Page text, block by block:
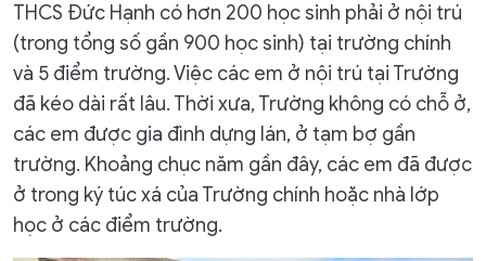
THCS Đức Hạnh có hơn 200 học sinh phải ở nội trú
(trong tổng số gần 900 học sinh) tại trường chính
và 5 điểm trường. Việc các em ở nội trú tại Trường
đã kéo dài rất lâu. Thời xưa, Trường không có chỗ ở,
các em được gia đình dựng lán, ở tạm bợ gần
trường. Khoảng chục năm gần đây, các em đã được
ở trong ký túc xá của Trường chính hoặc nhà lớp
học ở các điểm trường.